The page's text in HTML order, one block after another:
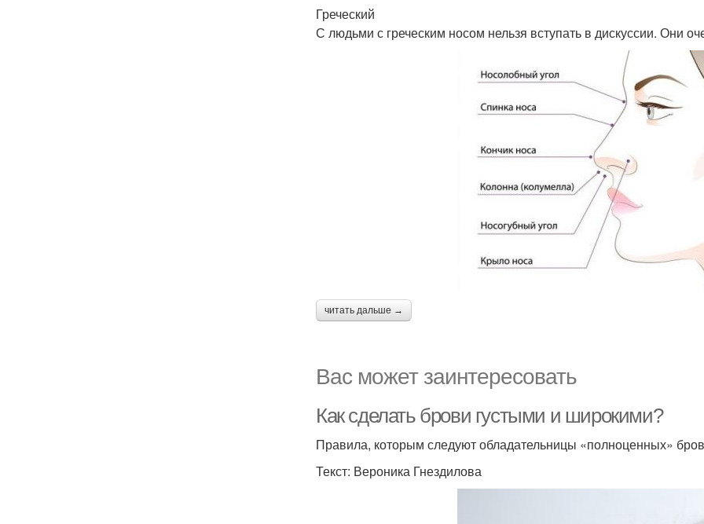
Греческий
С людьми с греческим носом нельзя вступать в дискуссии. Они
читать дальше →
Вас может заинтересовать
Как сделать брови густыми и широкими?
Правила, которым следуют обладательницы «полноценных»
Текст: Вероника Гнездилова